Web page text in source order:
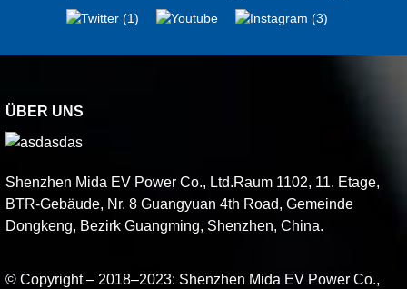
ÜBER UNS
Shenzhen Mida EV Power Co., Ltd.Raum 1102, 11. Etage,
BTR-Gebäude, Nr. 8 Guangyuan 4th Road, Gemeinde
Dongkeng, Bezirk Guangming, Shenzhen, China.
© Copyright – 2018–2023: Shenzhen Mida EV Power Co.,